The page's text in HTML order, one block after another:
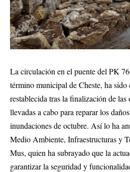
La circulación en el puente del PK
término municipal de Cheste, ha sido
restablecida tras la finalización de las
llevadas a cabo para reparar los
inundaciones de octubre. Así lo ha
Medio Ambiente, Infraestructuras y
Mus, quien ha subrayado que la
garantizar la seguridad y